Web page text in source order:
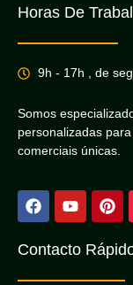
Horas De
9h - 17h , de
Somos
personalizadas
comerciais únicas.
Contacto